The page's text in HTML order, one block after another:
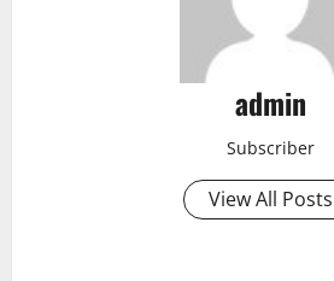
admin
Subscriber
View All Posts